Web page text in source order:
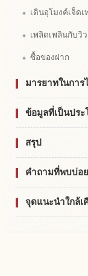
เดินอุโมงค์เจ็ด
เพลิดเพลินกับวิ
ซื้อของฝาก
มารยาทในการ
ข้อมูลที่เป็นประ
สรุป
คำถามที่พบบ่อย
จุดแนะนำใกล้เ